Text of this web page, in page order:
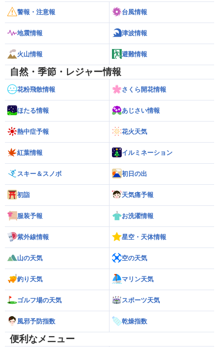
警報・注意報 台風情報
地震情報 津波情報
火山情報 避難情報
自然・季節・レジャー情報
花粉飛散情報 さくら開花情報
ほたる情報 あじさい情報
熱中症予報 花火天気
紅葉情報 イルミネーション
スキー＆スノボ 初日の出
初詣 天気痛予報
服装予報 お洗濯情報
紫外線情報 星空・天体情報
山の天気 空の天気
釣り天気 マリン天気
ゴルフ場の天気 スポーツ天気
風邪予防指数 乾燥指数
便利なメニュー